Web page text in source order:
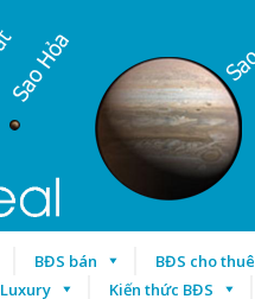
BĐS bán BĐS cho thuê
Luxury Kiến thức BĐS